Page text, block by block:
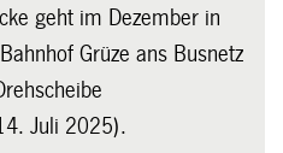
geht im Dezember in
Grüze ans Busnetz
Juli 2025).